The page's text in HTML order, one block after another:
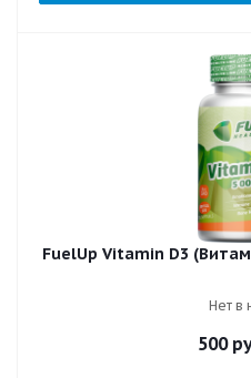
FuelUp Vitamin D3
Нет в
500